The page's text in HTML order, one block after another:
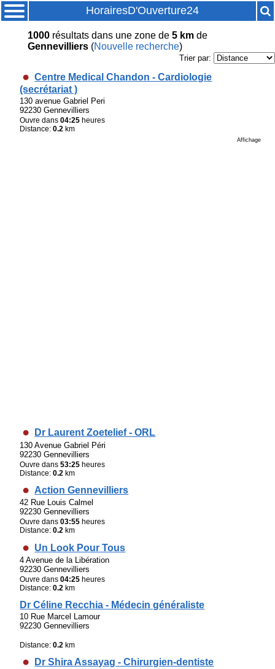
HorairesD'Ouverture24
1000résultatsdans une zone de 5 kmde
Gennevilliers(Nouvelle recherche)
Trier par:
Centre Medical Chandon - Cardiologie
(secrétariat )
130 avenue Gabriel Peri
92230 Gennevilliers
Ouvre dans04:25 heures
Distance:0.2 km
Affichage
Dr Laurent Zoetelief - ORL
130 Avenue Gabriel Péri
92230 Gennevilliers
Ouvre dans53:25 heures
Distance:0.2 km
Action Gennevilliers
42 Rue Louis Calmel
92230 Gennevilliers
Ouvre dans03:55 heures
Distance:0.2 km
Un Look Pour Tous
4 Avenue de la Libération
92230 Gennevilliers
Ouvre dans04:25 heures
Distance:0.2 km
Dr Céline Recchia - Médecin généraliste
10 Rue Marcel Lamour
92230 Gennevilliers
Distance:0.2 km
Dr Shira Assayag - Chirurgien-dentiste